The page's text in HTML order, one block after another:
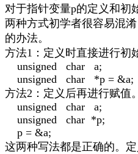
对于指针变量p的定义和初
两种方式初学者很容易混
的办法。
方法1 ：定义时直接进行初
unsigned char a;
unsigned char *p = &a;
方法2 ：定义后再进行赋值。
unsigned char a;
unsigned char *p;
p = &a;
这两种写法都是正确的。